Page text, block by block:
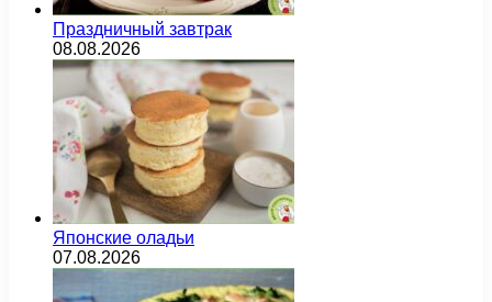
Праздничный завтрак
08.08.2026
Японские оладьи
07.08.2026